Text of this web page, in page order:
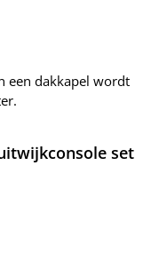
een dakkapel wordt
set